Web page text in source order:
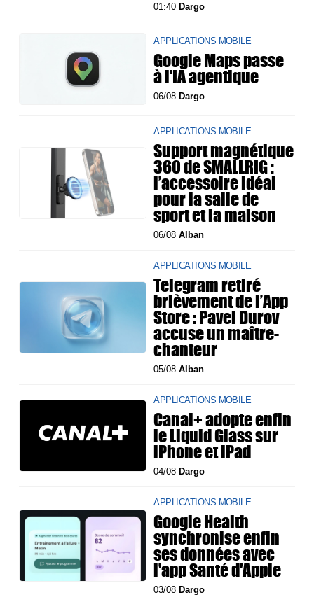
01:40Dargo
APPLICATIONS MOBILE
Google Maps passe
à l'IA agentique
06/08 Dargo
APPLICATIONS MOBILE
Support magnétique
360 de SMALLRIG :
l’accessoire idéal
pour la salle de
sport et la maison
06/08Alban
APPLICATIONS MOBILE
Telegram retiré
brièvement de l’App
Store : Pavel Durov
accuse un maître-
chanteur
05/08Alban
APPLICATIONS MOBILE
Canal+ adopte enfin
le Liquid Glass sur
iPhone et iPad
04/08 Dargo
APPLICATIONS MOBILE
Google Health
synchronise enfin
ses données avec
l'app Santé d'Apple
03/08 Dargo